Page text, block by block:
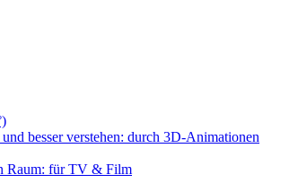
besser verstehen: durch 3D-Animationen
Raum: für TV & Film